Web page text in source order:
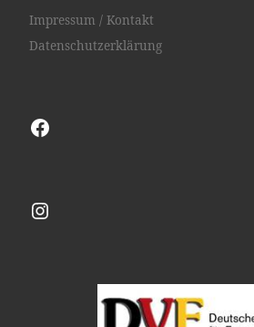
Impressum / Kontakt
Datenschutzerklärung
Facebook
Instagram